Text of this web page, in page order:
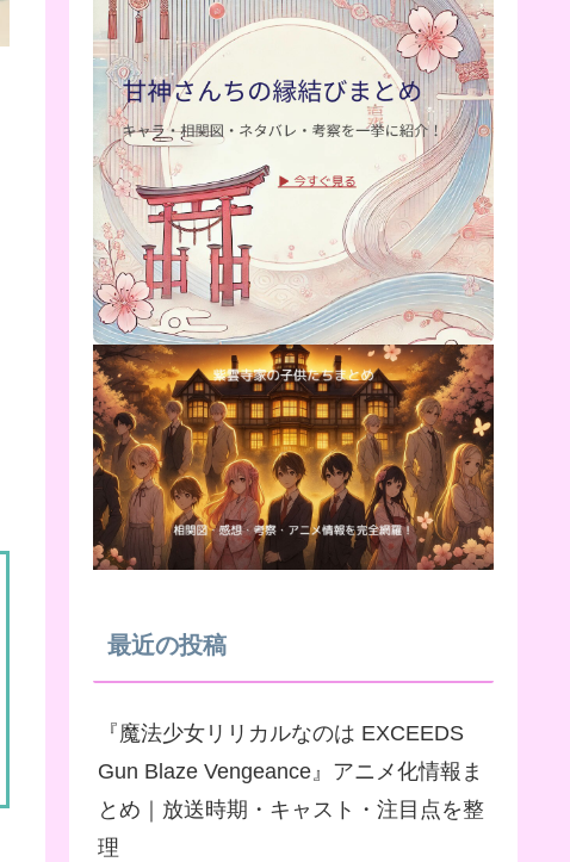
最近の投稿
『魔法少女リリカルなのは EXCEEDS
Gun Blaze Vengeance』アニメ化情報ま
とめ｜放送時期・キャスト・注目点を整
理